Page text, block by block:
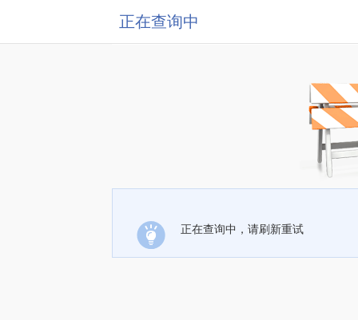
正在查询中
正在查询中，请刷新重试